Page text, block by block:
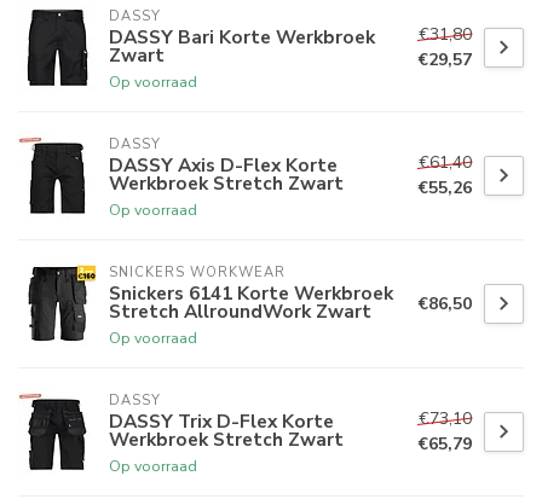
DASSY
DASSY Bari Korte Werkbroek
Zwart
Op voorraad
€31,80
€29,57
DASSY
DASSY Axis D-Flex Korte
Werkbroek Stretch Zwart
Op voorraad
€61,40
€55,26
SNICKERS WORKWEAR
Snickers 6141 Korte Werkbroek
Stretch AllroundWork Zwart
Op voorraad
€86,50
DASSY
DASSY Trix D-Flex Korte
Werkbroek Stretch Zwart
Op voorraad
€73,10
€65,79